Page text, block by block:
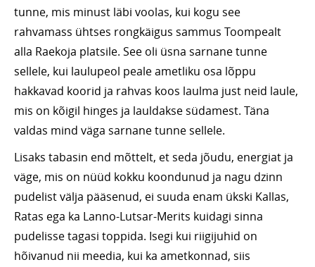
tunne, mis minust läbi voolas, kui kogu see
rahvamass ühtses rongkäigus sammus Toompealt
alla Raekoja platsile. See oli üsna sarnane tunne
sellele, kui laulupeol peale ametliku osa lõppu
hakkavad koorid ja rahvas koos laulma just neid laule,
mis on kõigil hinges ja lauldakse südamest. Täna
valdas mind väga sarnane tunne sellele.
Lisaks tabasin end mõttelt, et seda jõudu, energiat ja
väge, mis on nüüd kokku koondunud ja nagu dzinn
pudelist välja pääsenud, ei suuda enam ükski Kallas,
Ratas ega ka Lanno-Lutsar-Merits kuidagi sinna
pudelisse tagasi toppida. Isegi kui riigijuhid on
hõivanud nii meedia, kui ka ametkonnad, siis